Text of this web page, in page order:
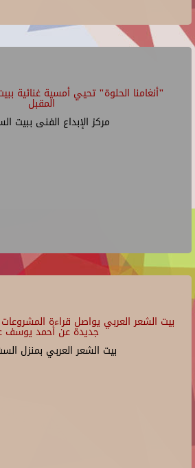
"أنغامنا الحلوة" تحيي أمسية غنائية
المقبل
مركز الإبداع الفنى ببيت
بيت الشعر العربي يواصل قراءة المشروعات
جديدة عن أحمد يوسف
بيت الشعر العربي بمنزل